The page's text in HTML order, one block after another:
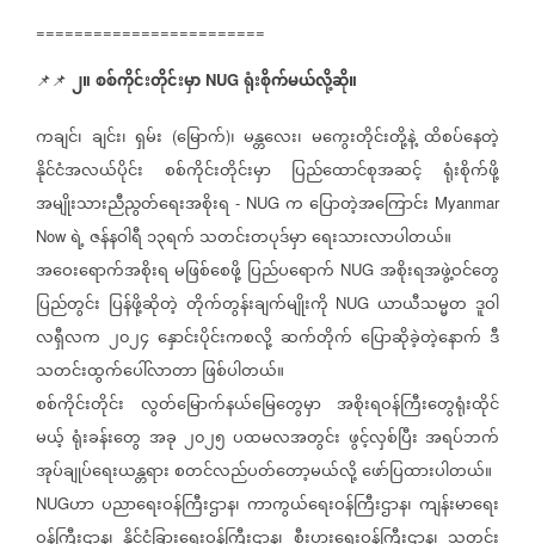
========================
📌📌 ၂။စစ်ကိုင်းတိုင်းမှာ NUG ရုံးစိုက်မယ်လို့ဆို။
ကချင်၊ ချင်း၊ ရှမ်း (မြောက်)၊ မန္တလေး၊ မကွေးတိုင်းတို့နဲ့ ထိစပ်နေတဲ့
နိုင်ငံအလယ်ပိုင်း
စစ်ကိုင်းတိုင်းမှာ ပြည်ထောင်စုအဆင့်
ရုံးစိုက်ဖို့
အမျိုးသားညီညွတ်ရေးအစိုးရ - NUG က ပြောတဲ့အကြောင်း Myanmar
Now ရဲ့ဇန်နဝါရီ ၁၃ရက် သတင်းတပုဒ်မှာရေးသားလာပါတယ်။
အဝေးရောက်အစိုးရ မဖြစ်စေဖို့ ပြည်ပရောက် NUG အစိုးရအဖွဲ့ဝင်တွေ
ပြည်တွင်း ပြန်ဖို့ဆိုတဲ့ တိုက်တွန်းချက်မျိုးကို NUGယာယီသမ္မတ ဒူဝါ
လရှီလက ၂၀၂၄ နှောင်းပိုင်းကစလို့ ဆက်တိုက် ပြောဆိုခဲ့တဲ့နောက် ဒီ
သတင်းထွက်ပေါ်လာတာဖြစ်ပါတယ်။
စစ်ကိုင်းတိုင်း လွတ်မြောက်နယ်မြေတွေမှာ အစိုးရဝန်ကြီးတွေရုံးထိုင်
မယ့် ရုံးခန်းတွေ အခု ၂၀၂၅ ပထမလအတွင်း ဖွင့်လှစ်ပြီး အရပ်ဘက်
အုပ်ချုပ်ရေးယန္တရားစတင်လည်ပတ်တော့မယ်လို့ဖော်ပြထားပါတယ်။
NUGဟာ ပညာရေးဝန်ကြီးဌာန၊ ကာကွယ်ရေးဝန်ကြီးဌာန၊ ကျန်းမာရေး